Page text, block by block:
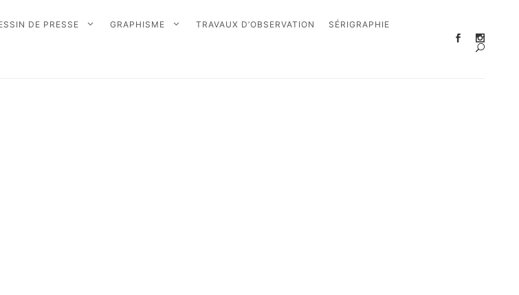
DE PRESSE GRAPHISME TRAVAUX D’OBSERVATION SÉRIGRAPHIE